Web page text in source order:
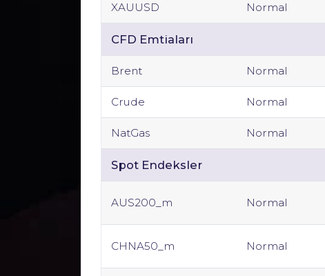
XAUUSD Normal
CFD Emtiaları
Brent Normal
Crude Normal
NatGas Normal
Spot Endeksler
AUS200_m Normal
CHNA50_m Normal